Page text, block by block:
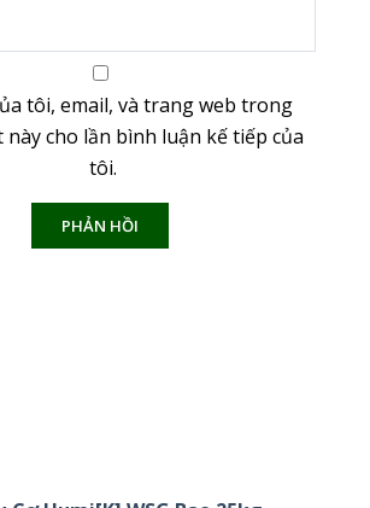
tôi, email, và trang web trong
cho lần bình luận kế tiếp của
tôi.